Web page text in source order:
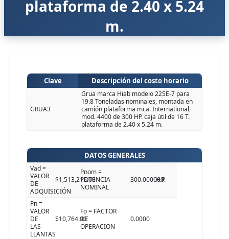
plataforma de 2.40 x 5.24
m.
Clave Descripción del costo horario
GRUA3
Grua marca Hiab modelo 225E-7 para
19.8 Toneladas nominales, montada en
camión plataforma mca. International,
mod. 4400 de 300 HP. caja útil de 16 T.
plataforma de 2.40 x 5.24 m.
DATOS GENERALES
Vad =
VALOR
DE
ADQUISICIÓN
$1,513,215.00
Pnom =
POTENCIA
NOMINAL
300.000000
H.P.
Pn =
VALOR
DE
LAS
LLANTAS
$10,764.00
Fo = FACTOR
DE
OPERACION
0.0000